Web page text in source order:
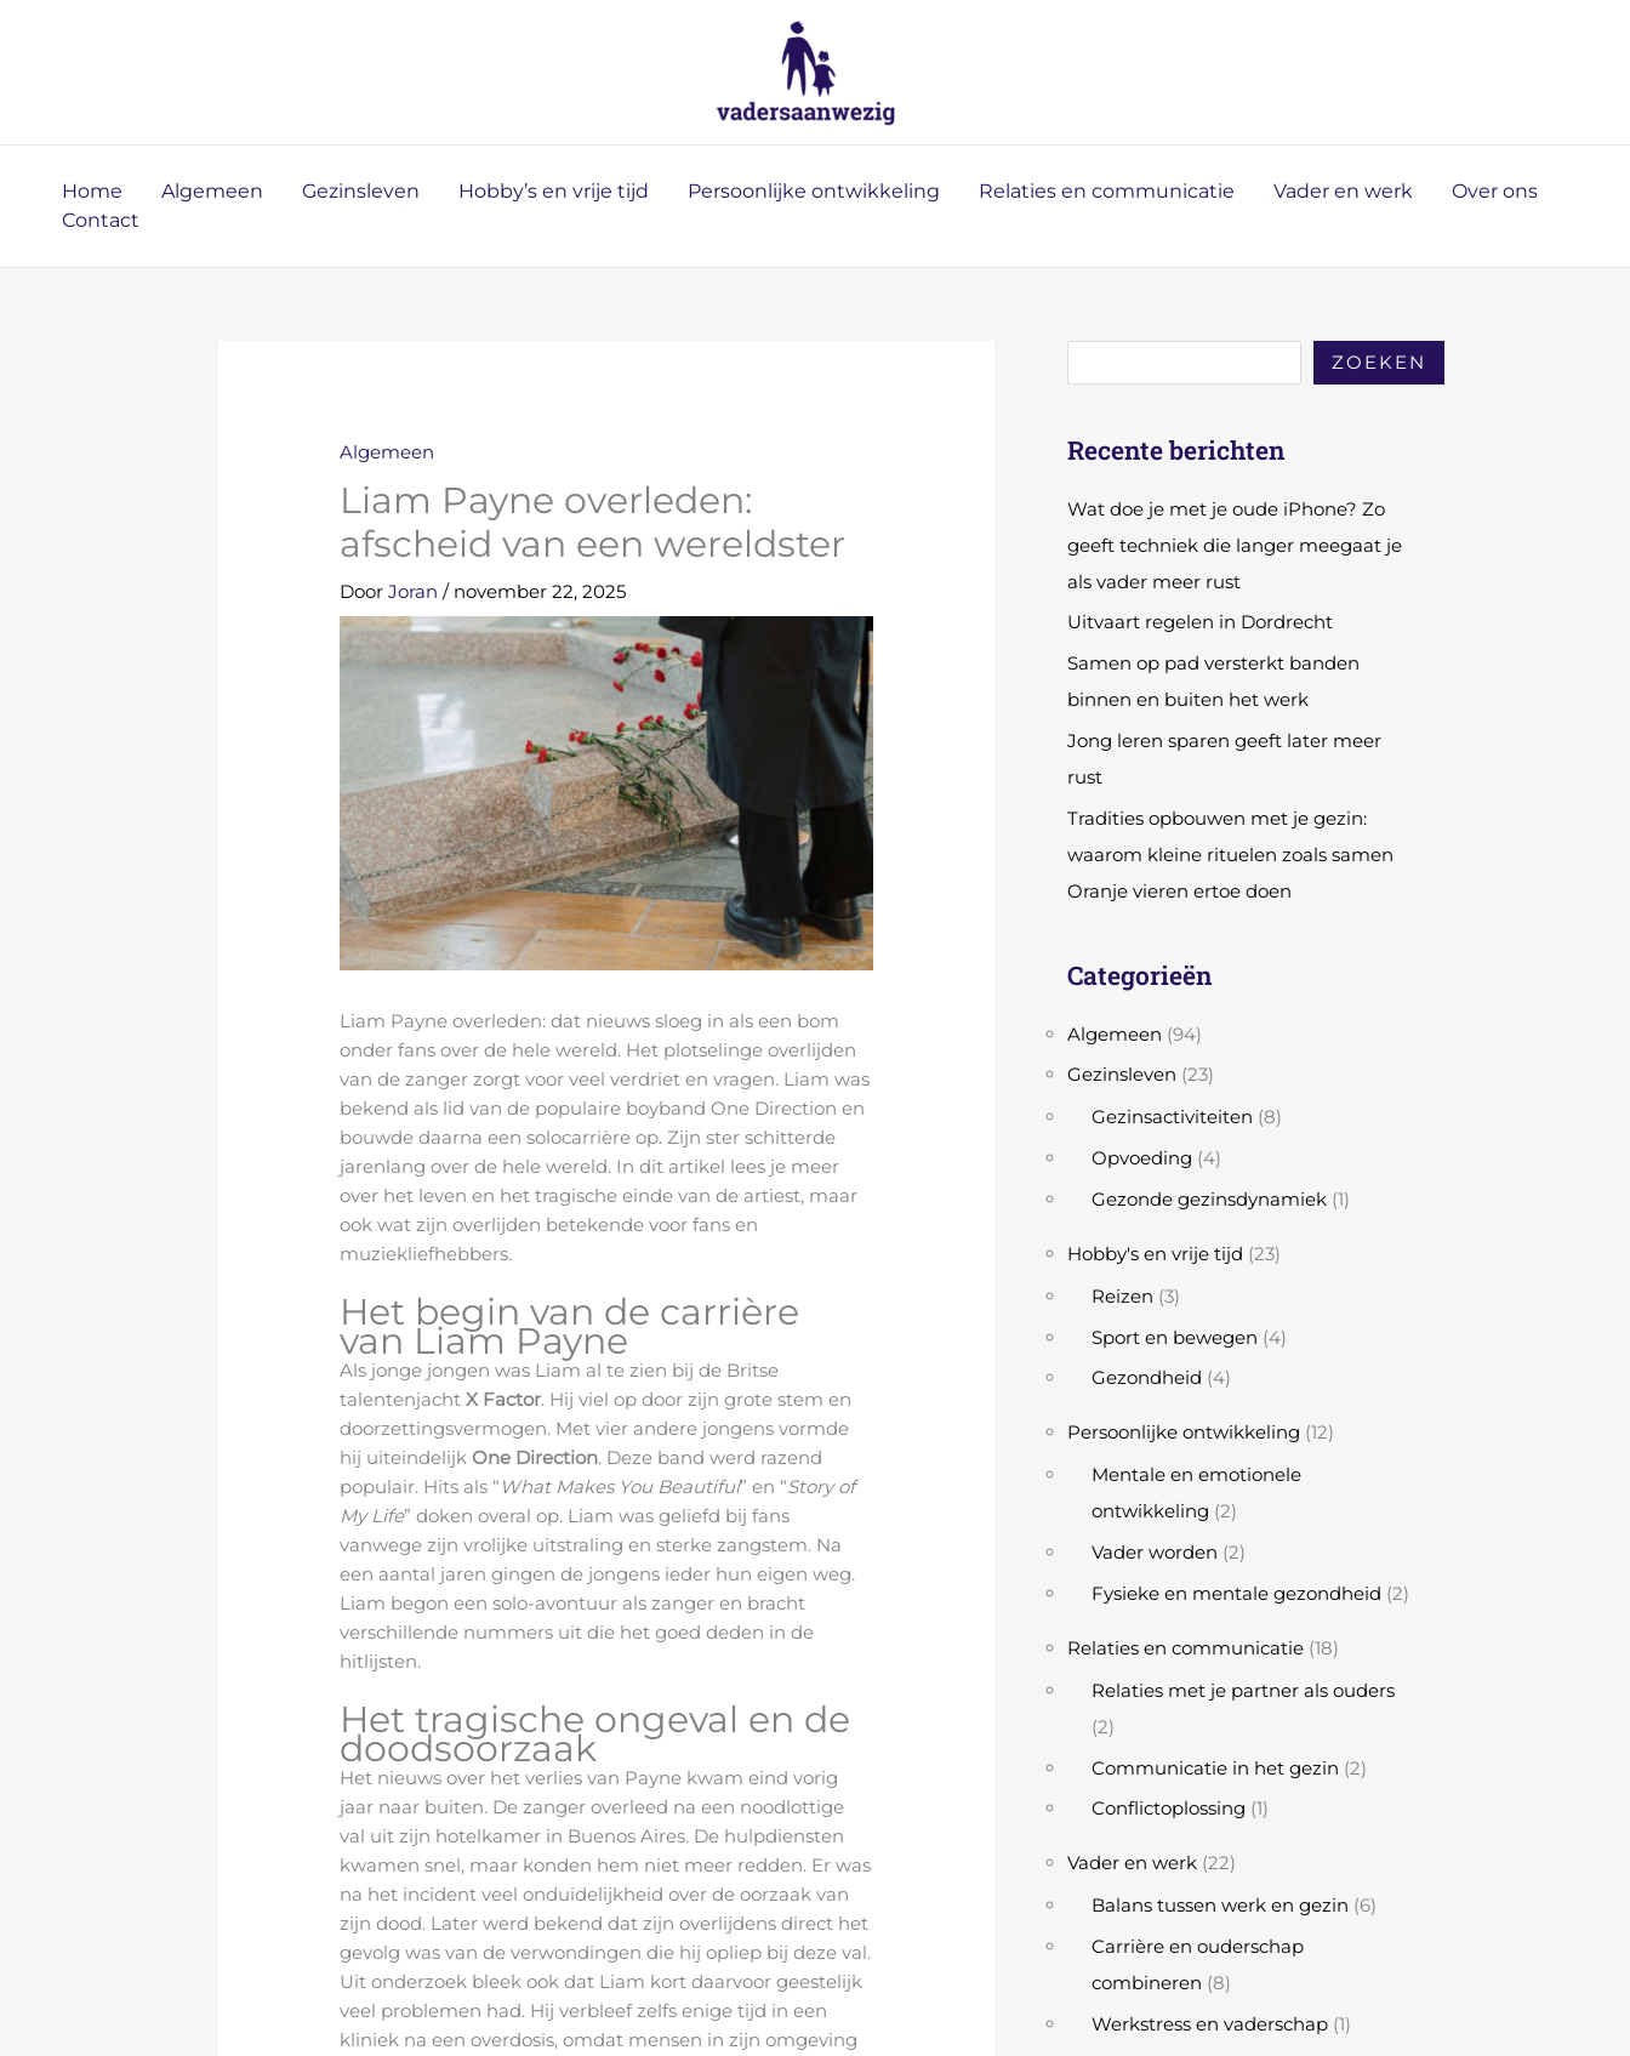
Home Algemeen Gezinsleven Hobby’s en vrije tijd Persoonlijke ontwikkeling Relaties en communicatie Vader en werk
Over ons
Contact
Algemeen
Liam Payne overleden:
afscheid van een wereldster
DoorJoran/ november 22, 2025
Liam Payne overleden: dat nieuws sloeg in als een bom
onder fans over de hele wereld. Het plotselinge overlijden
van de zanger zorgt voor veel verdriet en vragen. Liam was
bekend als lid van de populaire boyband One Direction en
bouwde daarna een solocarrière op. Zijn ster schitterde
jarenlang over de hele wereld. In dit artikel lees je meer
over het leven en het tragische einde van de artiest, maar
ook wat zijn overlijden betekende voor fans en
muziekliefhebbers.
Het begin van de carrière
van Liam Payne
Als jonge jongen was Liam al te zien bij de Britse
talentenjachtX Factor. Hij viel op door zijn grote stem en
doorzettingsvermogen. Met vier andere jongens vormde
hij uiteindelijkOne Direction. Deze band werd razend
populair. Hits als “ What Makes You Beautiful” en “Story of
My Life” doken overal op. Liam was geliefd bij fans
vanwege zijn vrolijke uitstraling en sterke zangstem. Na
een aantal jaren gingen de jongens ieder hun eigen weg.
Liam begon een solo-avontuur als zanger en bracht
verschillende nummers uit die het goed deden in de
hitlijsten.
Het tragische ongeval en de
doodsoorzaak
Het nieuws over het verlies van Payne kwam eind vorig
jaar naar buiten. De zanger overleed na een noodlottige
val uit zijn hotelkamer in Buenos Aires. De hulpdiensten
kwamen snel, maar konden hem niet meer redden. Er was
na het incident veel onduidelijkheid over de oorzaak van
zijn dood. Later werd bekend dat zijn overlijdens direct het
gevolg was van de verwondingen die hij opliep bij deze val.
Uit onderzoek bleek ook dat Liam kort daarvoor geestelijk
veel problemen had. Hij verbleef zelfs enige tijd in een
kliniek na een overdosis, omdat mensen in zijn omgeving
n
ZOEKEN
Recente berichten
Wat doe je met je oude iPhone? Zo
geeft techniek die langer meegaat je
als vader meer rust
Uitvaart regelen in Dordrecht
Samen op pad versterkt banden
binnen en buiten het werk
Jong leren sparen geeft later meer
rust
Tradities opbouwen met je gezin:
waarom kleine rituelen zoals samen
Oranje vieren ertoe doen
Categorieën
Algemeen (94)
Gezinsleven (23)
Gezinsactiviteiten (8)
Opvoeding (4)
Gezonde gezinsdynamiek(1)
Hobby's en vrije tijd (23)
Reizen (3)
Sport en bewegen (4)
Gezondheid (4)
Persoonlijke ontwikkeling (12)
Mentale en emotionele
ontwikkeling (2)
Vader worden (2)
Fysieke en mentale gezondheid (2)
Relaties en communicatie(18)
Relaties met je partner als ouders
(2)
Communicatie in het gezin (2)
Conflictoplossing (1)
Vader en werk(22)
Balans tussen werk en gezin (6)
Carrière en ouderschap
combineren (8)
Werkstress en vaderschap(1)